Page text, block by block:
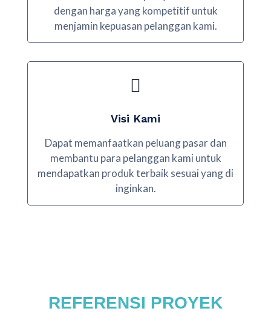
dengan harga yang kompetitif untuk
menjamin kepuasan pelanggan kami.
Visi Kami
Dapat memanfaatkan peluang pasar dan
membantu para pelanggan kami untuk
mendapatkan produk terbaik sesuai yang di
inginkan.
REFERENSI PROYEK